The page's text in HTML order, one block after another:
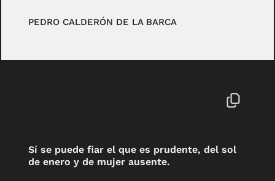
PEDRO CALDERÓN DE LA BARCA
Sí se puede fiar el que es prudente, del sol
de enero y de mujer ausente.